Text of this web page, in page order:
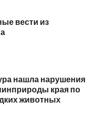
вести из
нашла нарушения
края по
животных